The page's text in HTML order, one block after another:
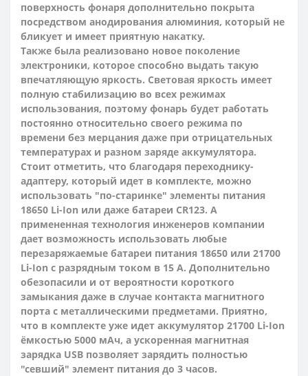
поверхность фонаря дополнительно покрыта
посредством анодирования алюминия, который не
бликует и имеет приятную накатку.
Также была реализовано новое поколение
электроники, которое способно выдать такую
впечатляющую яркость. Световая яркость имеет
полную стабилизацию во всех режимах
использования, поэтому фонарь будет работать
постоянно относительно своего режима по
времени без мерцания даже при отрицательных
температурах и разном заряде аккумулятора.
Стоит отметить, что благодаря переходнику-
адаптеру, который идет в комплекте, можно
использовать "по-старинке" элементы питания
18650 Li-Ion или даже батареи CR123. А
примененная технология инженеров компании
дает возможность использовать любые
перезаряжаемые батареи питания 18650 или 21700
Li-Ion с разрядным током в 15 А. Дополнительно
обезопасили и от вероятности короткого
замыкания даже в случае контакта магнитного
порта с металлическими предметами. Приятно,
что в комплекте уже идет аккумулятор 21700 Li-Ion
ёмкостью 5000 мАч, а ускоренная магнитная
зарядка USB позволяет зарядить полностью
"севший" элемент питания до 3 часов.